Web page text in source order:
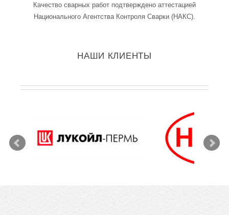
Качество сварных работ подтверждено аттестацией
Национального Агентства Контроля Сварки (НАКС).
НАШИ КЛИЕНТЫ